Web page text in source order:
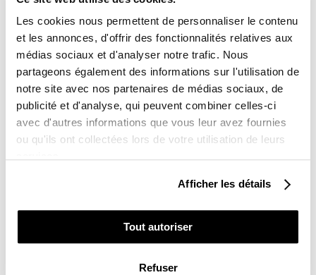
Les cookies nous permettent de personnaliser le contenu
et les annonces, d'offrir des fonctionnalités relatives aux
médias sociaux et d'analyser notre trafic. Nous
partageons également des informations sur l'utilisation de
notre site avec nos partenaires de médias sociaux, de
publicité et d'analyse, qui peuvent combiner celles-ci
avec d'autres informations que vous leur avez fournies
ou qu'ils ont collectées lors de votre utilisation de leurs
Afficher les détails
Tout autoriser
Refuser
670,00 €
AJOUTER AU PANIER
DELAI DE LIVRAISON
Kit Déco sans personnalisation : 3 à 5 jours ouvrés
Kit Déco avec personnalisation : 10 jours ouvrés
LIVRAISON
Livraison partout dans le monde 24-48h ouvrées
lock
PAIEMENTS SÉCURISÉS
-10%
Sur l'ensemble de votre commande
Vous souhaitez en profiter :
POUR UN PROCHE